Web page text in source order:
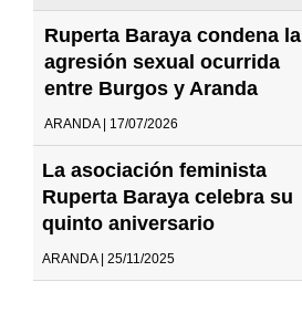
Ruperta Baraya condena la
agresión sexual ocurrida
entre Burgos y Aranda
ARANDA | 17/07/2026
La asociación feminista
Ruperta Baraya celebra su
quinto aniversario
ARANDA | 25/11/2025